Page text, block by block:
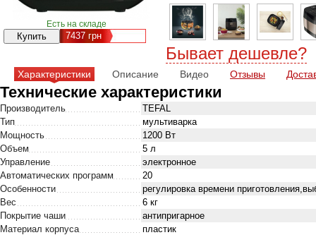
Есть на складе
7437 грн
Бывает дешевле?
Характеристики Описание Видео Отзывы
Технические характеристики
Производитель
TEFAL
Тип
мультиварка
Мощность
1200 Вт
Объем
5 л
Управление
электронное
Автоматических программ
20
Особенности
регулировка времени
Вес
6 кг
Покрытие чаши
антипригарное
Материал корпуса
пластик